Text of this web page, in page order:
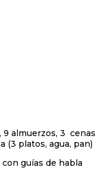
almuerzos, 3 cenas
(3 platos, agua, pan)
guías de habla